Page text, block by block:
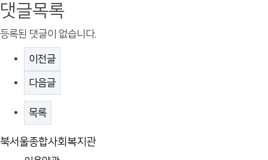
댓글목록
등록된 댓글이 없습니다.
이전글
다음글
목록
북서울종합사회복지관